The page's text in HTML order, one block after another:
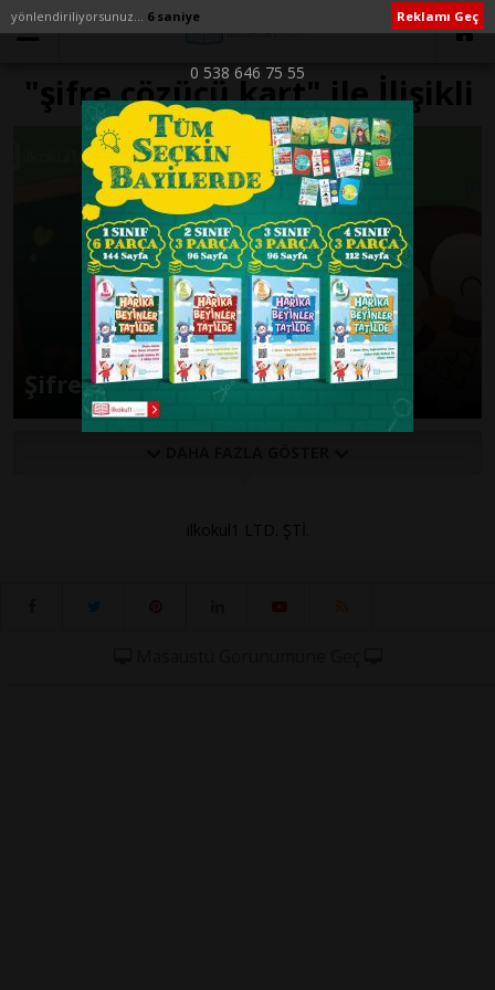
yönlendiriliyorsunuz... 6 saniye Reklamı Geç
0 538 646 75 55
"şifre çözücü kart" ile İlişikli
yazılar
Şifre Çözücü